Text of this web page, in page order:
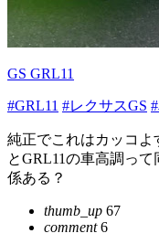
GS GRL11
#GRL11 #レクサスGS
純正でこれはカッコよ
とGRL11の車高調っ
係ある？
thumb_up 67
comment6